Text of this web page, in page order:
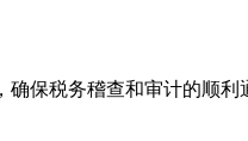
保税务稽查和审计的顺利